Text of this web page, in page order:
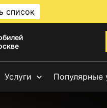
список
Услуги Популярные